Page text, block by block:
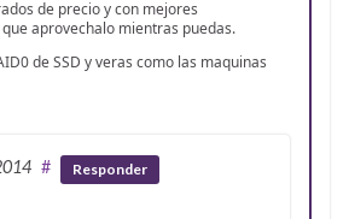
de precio y con mejores
aprovechalo mientras puedas.
de SSD y veras como las maquinas
# Responder